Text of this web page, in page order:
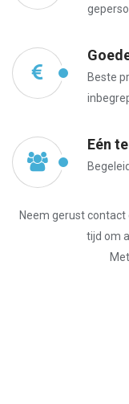
Beste
Eén
Neem gerust
tijd om